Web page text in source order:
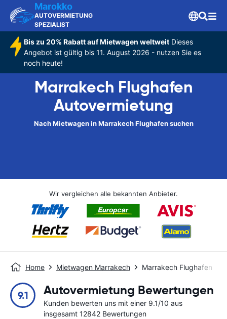
Marokko
AUTOVERMIETUNG
SPEZIALIST
Bis zu 20% Rabatt auf Mietwagen weltweitDieses
Angebot ist gültig bis 11. August 2026 - nutzen Sie es
noch heute!
Marrakech Flughafen
Autovermietung
Nach Mietwagen in Marrakech Flughafen suchen
Wir vergleichen alle bekannten Anbieter.
Home Mietwagen Marrakech Marrakech Flughafen
9.1 Autovermietung Bewertungen
Kunden bewerten uns mit einer 9.1/10 aus
insgesamt 12842 Bewertungen